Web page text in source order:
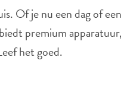
Of je nu een dag of
premium
het goed.